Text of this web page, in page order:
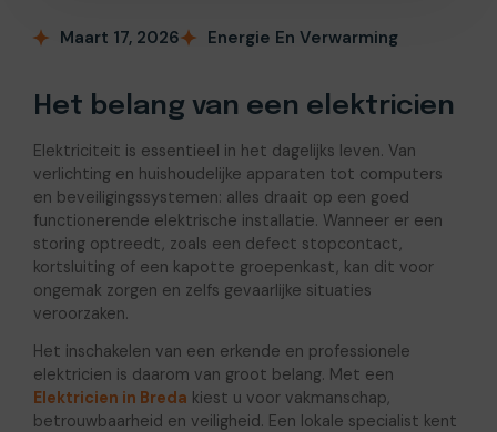
Maart 17, 2026 Energie En Verwarming
Het belang van een elektricien
Elektriciteit is essentieel in het dagelijks leven. Van
verlichting en huishoudelijke apparaten tot computers
en beveiligingssystemen: alles draait op een goed
functionerende elektrische installatie. Wanneer er een
storing optreedt, zoals een defect stopcontact,
kortsluiting of een kapotte groepenkast, kan dit voor
ongemak zorgen en zelfs gevaarlijke situaties
veroorzaken.
Het inschakelen van een erkende en professionele
elektricien is daarom van groot belang. Met een
Elektricien in Breda kiest u voor vakmanschap,
betrouwbaarheid en veiligheid. Een lokale specialist kent